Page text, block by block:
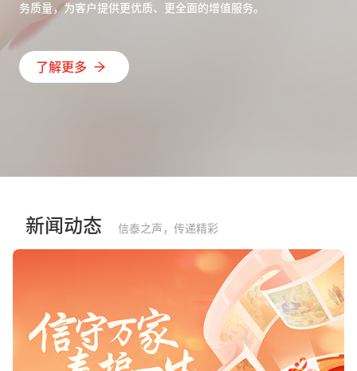
务质量，为客户提供更优质、更全面的增值服务。
了解更多
新闻动态 信泰之声，传递精彩